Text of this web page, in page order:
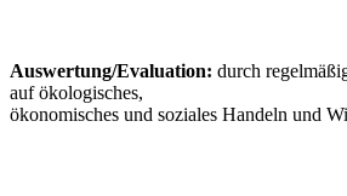
Auswertung/Evaluation: durch
auf ökologisches,
ökonomisches und soziales Handeln und